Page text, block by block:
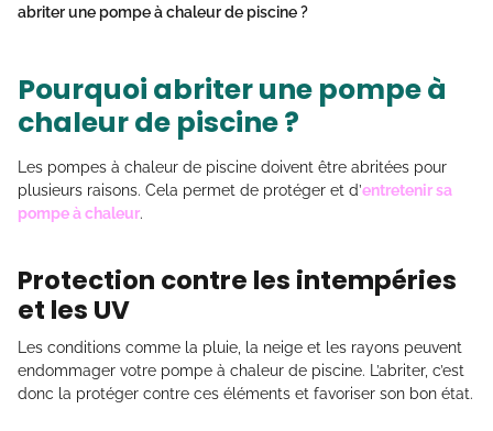
abriter une pompe à chaleur de piscine ?
Pourquoi abriter une pompe à
chaleur de piscine ?
Les pompes à chaleur de piscine doivent être abritées pour
plusieurs raisons. Cela permet de protéger et d’entretenir sa
pompe à chaleur.
Protection contre les intempéries
et les UV
Les conditions comme la pluie, la neige et les rayons peuvent
endommager votre pompe à chaleur de piscine. L’abriter, c’est
donc la protéger contre ces éléments et favoriser son bon état.